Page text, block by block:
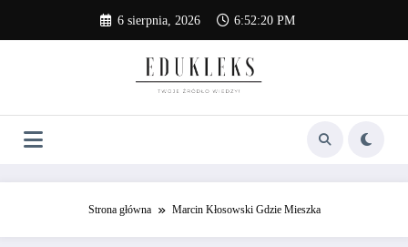
content
6 sierpnia, 2026 6:52:20 PM
Strona główna Marcin Kłosowski Gdzie Mieszka